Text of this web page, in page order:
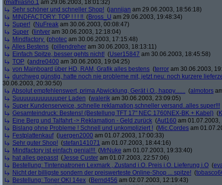
(mathiasno.1 am 29.06.2003, 18:01:32)
Sehr schöner und schneller Shop! (jannijan am 29.06.2003, 18:56:18)
MINDFACTORY: TOP ! ! ! !! (Bross_U am 29.06.2003, 19:48:34)
Super! (NuFreak am 30.06.2003, 00:08:47)
Super ( lintver am 30.06.2003, 12:18:04)
Mindfactory (photec am 30.06.2003, 17:15:48)
Alles Bestens (pillendreher am 30.06.2003, 18:13:11)
Einfach Spitze, besser gehts nicht! (User15847 am 30.06.2003, 18:45:58)
TOP (andre0400 am 30.06.2003, 19:04:25)
von Mainboard über HD, RAM, Grafik alles bestens (terror am 30.06.2003,
durchweg günstig, hatte noch nie probleme mit, jetzt neu: noch kurzere
30.06.2003, 20:30:50)
Absolut empfehlenswert, prima Abwicklung, Gerät i.O., happy....... (almotors
Suuuuuuuuuuuuper Laden (walerik am 30.06.2003, 23:09:05)
Super Kundenserveice, schnelle reklamation,schneller versand..alles super!!!
Gesamteindruck: Bestens! (Bestellung TFT 17" NEC 1760NEX-BK + Kabel) (
Eine Berg und Talfahrt -> Reklamation - Geld zurück (Aut160 am 01.07.2003,
Bislang ohne Probleme ! Schnell und unkompliziert ! (Mic.Cordes am
Festplattenkauf(juergen2000 am 01.07.2003, 17:00:33)
Sehr guter Shop! (stefan141071 am 01.07.2003, 18:44:16)
Mindfactory ist einfach genial!!! (MrNuke am 01.07.2003, 19:33:40)
hat alles gepasst (Jesse Custer am 01.07.2003, 22:57:06)
Bestellung: Tintenpatronen Lexmark , Zustand i.O. Preis i.O. Lieferung i.O (
Nicht der billigste sondern der preiswerteste Online-Shop ... spitze! (
Bestellung: Toner OKI 14ex (Bernd456 am 02.07.2003, 12:19:43)